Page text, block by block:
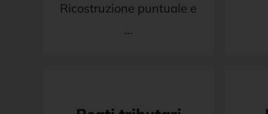
Ricostruzione puntuale e
...